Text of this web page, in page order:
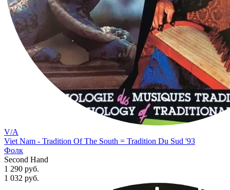
V/A
Viet Nam - Tradition Of The South = Tradition Du Sud '93
Фолк
Second Hand
1 290 руб.
1 032 руб.